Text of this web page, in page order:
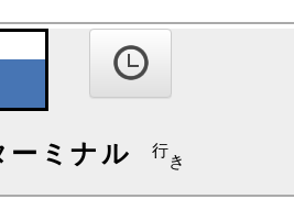
ーミナル 行き